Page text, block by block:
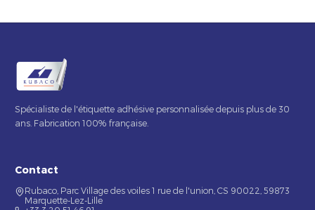
Spécialiste de l'étiquette adhésive personnalisée depuis plus de 30
ans. Fabrication 100% française.
Contact
Rubaco, Parc Village des voiles 1 rue de l'union, CS 90022, 59873
Marquette-Lez-Lille